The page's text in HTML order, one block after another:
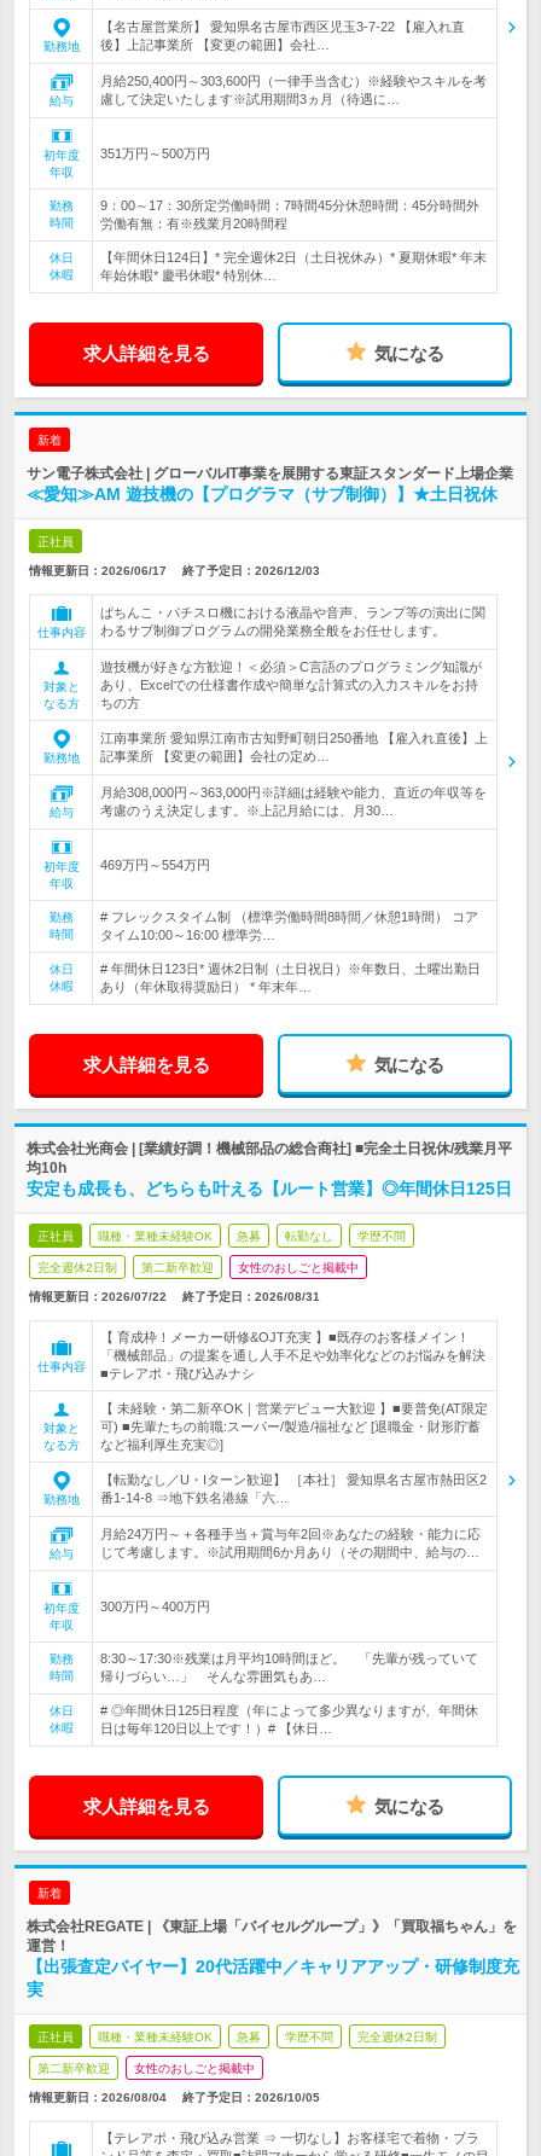
勤務地
【名古屋営業所】 愛知県名古屋市西区児玉3-7-22 【雇入れ直
後】上記事業所 【変更の範囲】会社…
給与
月給250,400円～303,600円（一律手当含む）※経験やスキルを考
慮して決定いたします※試用期間3ヵ月（待遇に…
初年度
年収
351万円～500万円
勤務
時間
9：00～17：30所定労働時間：7時間45分休憩時間：45分時間外
労働有無：有※残業月20時間程
休日
休暇
【年間休日124日】* 完全週休2日（土日祝休み）* 夏期休暇* 年末
年始休暇* 慶弔休暇* 特別休…
求人詳細を見る 気になる
新着
サン電子株式会社 | グローバルIT事業を展開する東証スタンダード上場企業
≪愛知≫AM 遊技機の【プログラマ（サブ制御）】★土日祝休
正社員
情報更新日：2026/06/17 終了予定日： 2026/12/03
仕事内容
ぱちんこ・パチスロ機における液晶や音声、ランプ等の演出に関
わるサブ制御プログラムの開発業務全般をお任せします。
対象と
なる方
遊技機が好きな方歓迎！＜必須＞C言語のプログラミング知識が
あり、Excelでの仕様書作成や簡単な計算式の入力スキルをお持
ちの方
勤務地
江南事業所 愛知県江南市古知野町朝日250番地 【雇入れ直後】上
記事業所 【変更の範囲】会社の定め…
給与
月給308,000円～363,000円※詳細は経験や能力、直近の年収等を
考慮のうえ決定します。※上記月給には、月30…
初年度
年収
469万円～554万円
勤務
時間
# フレックスタイム制 （標準労働時間8時間／休憩1時間） コア
タイム10:00～16:00 標準労…
休日
休暇
# 年間休日123日* 週休2日制（土日祝日）※年数日、土曜出勤日
あり（年休取得奨励日） * 年末年…
求人詳細を見る 気になる
株式会社光商会 | [業績好調！機械部品の総合商社] ■完全土日祝休/残業月平
均10h
安定も成長も、どちらも叶える【ルート営業】◎年間休日125日
正社員 職種・業種未経験OK 急募 転勤なし 学歴不問
完全週休2日制 第二新卒歓迎 女性のおしごと掲載中
情報更新日：2026/07/22 終了予定日： 2026/08/31
仕事内容
【 育成枠！メーカー研修&OJT充実 】■既存のお客様メイン！
「機械部品」の提案を通し人手不足や効率化などのお悩みを解決
■テレアポ・飛び込みナシ
対象と
なる方
【 未経験・第二新卒OK｜営業デビュー大歓迎 】■要普免(AT限定
可) ■先輩たちの前職:スーパー/製造/福祉など [退職金・財形貯蓄
など福利厚生充実◎]
勤務地
【転勤なし／U・Iターン歓迎】 ［本社］ 愛知県名古屋市熱田区2
番1-14-8 ⇒地下鉄名港線「六…
給与
月給24万円～＋各種手当＋賞与年2回※あなたの経験・能力に応
じて考慮します。※試用期間6か月あり（その期間中、給与の…
初年度
年収
300万円～400万円
勤務
時間
8:30～17:30※残業は月平均10時間ほど。 「先輩が残っていて
帰りづらい…」 そんな雰囲気もあ…
休日
休暇
# ◎年間休日125日程度（年によって多少異なりますが、年間休
日は毎年120日以上です！）# 【休日…
求人詳細を見る 気になる
新着
株式会社REGATE | 《東証上場「バイセルグループ」》「買取福ちゃん」を
運営！
【出張査定バイヤー】20代活躍中／キャリアアップ・研修制度充
実
正社員 職種・業種未経験OK 急募 学歴不問 完全週休2日制
第二新卒歓迎 女性のおしごと掲載中
情報更新日：2026/08/04 終了予定日： 2026/10/05
【テレアポ・飛び込み営業 ⇒ 一切なし】お客様宅で着物・ブラ